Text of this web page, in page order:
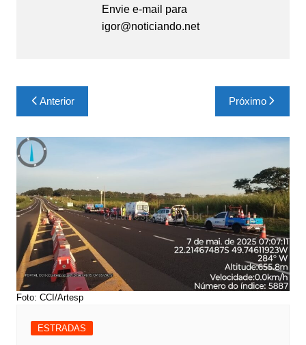
Envie e-mail para
igor@noticiando.net
Navegação
de
Post
Anterior Próximo
Foto: CCI/Artesp
ESTRADAS